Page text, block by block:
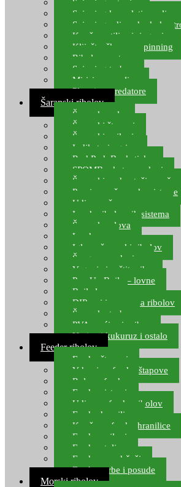
Spinning setovi
Spinning kompleti varalica
Spinning udice, dvokuke,
Kopče, vrtilice i ringovi
Kliješta, škare za spinning
Ribolov pastrve
Spinning torbe
Mirisi za varalice
Plovci za predatore
Šaranski ribolov
Šaranske role
Šaranski štapovi
Šaranski najloni
Indikatori ugriza
Rod Pod, Banksticks
SPOMB rakete, markeri
Šaranski podmetači, mreže
Pernice za šaranske sisteme
Udice za šarana, amura
Izrada ribolovnih sistema
Šaranska olova
Leadcore
Igle za šaranski ribolov
Špage, upredenice
Vaganje i zaštita ribe
Pop Up Boile – lovne
Boile lovne
DIP-ovi i arome za ribolov
Šaranske torbe
PVA vrećice i pribor
Umjetni kukuruz i ostalo
Feeder ribolov
Feeder štapovi
Vrhovi za feeder štapove
Role za feeder
Feeder sistemi
Udice za feeder ribolov
Feeder hranilice
Kopče za feeder hranilice
Feeder najloni
Feeder stolice
Feeder arm držači
Feeder torbe i posude
Morski ribolov